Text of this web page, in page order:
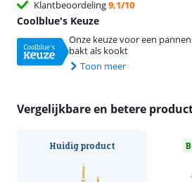
Klantbeoordeling9,1/10
Coolblue's Keuze
Onze keuze voor een
bakt als kookt
Toon meer
Vergelijkbare en betere
Huidig product